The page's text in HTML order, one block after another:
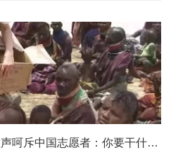
做义工的智慧：美国义工大声呵斥中国志愿者：你要干什么？放下！